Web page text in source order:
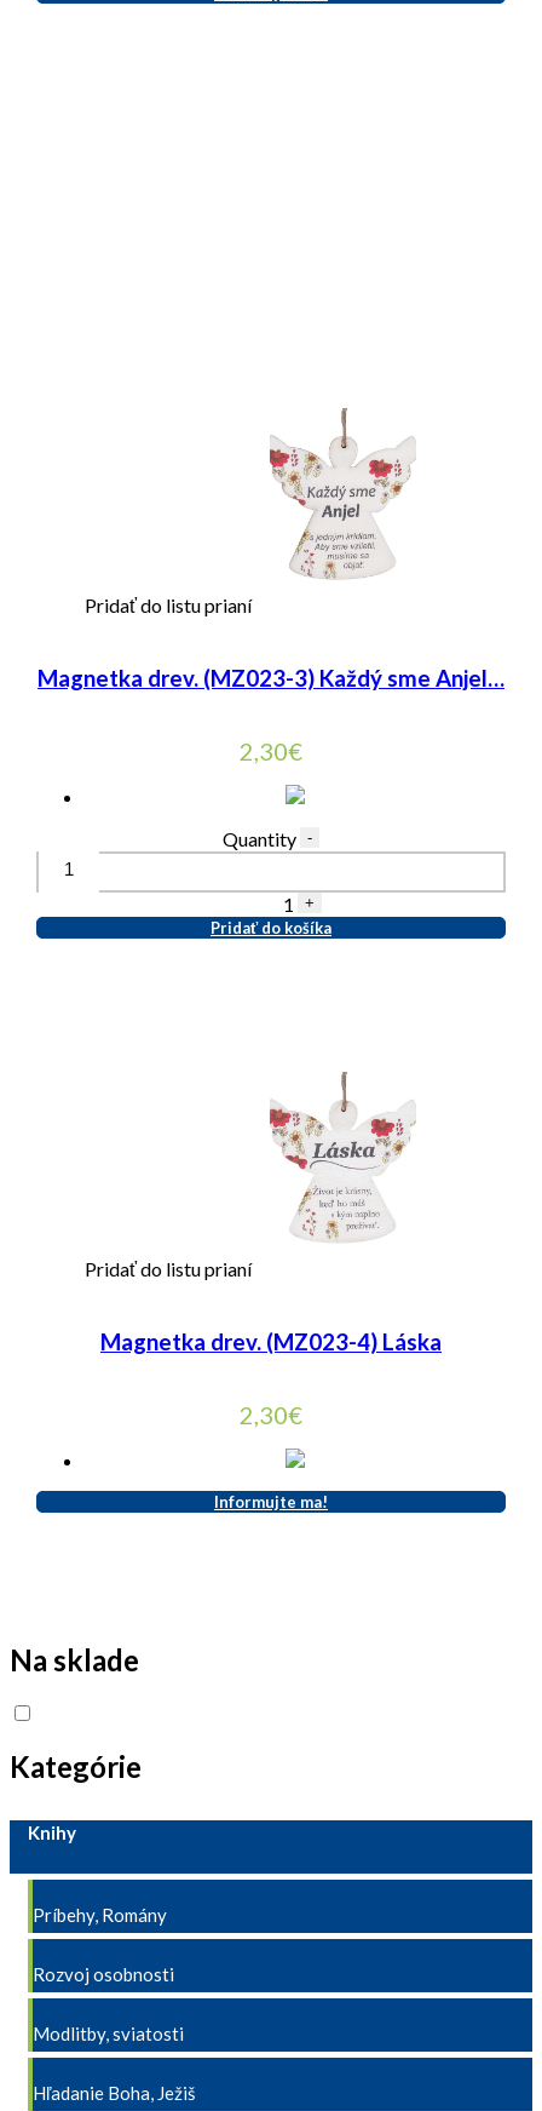
Pridať do listu prianí
Magnetka drev. (MZ023-3) Každý sme Anjel…
2,30€
Quantity -
1 +
Pridať do košíka
Pridať do listu prianí
Magnetka drev. (MZ023-4) Láska
2,30€
Informujte ma!
Na sklade
Kategórie
Knihy
Príbehy, Romány
Rozvoj osobnosti
Modlitby, sviatosti
Hľadanie Boha, Ježiš